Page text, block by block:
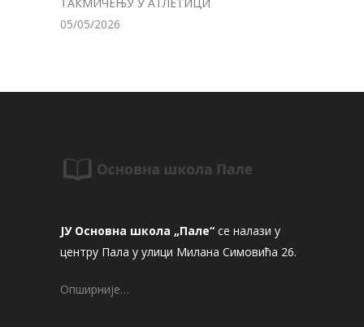
05/05/2026
ЈУ Основна школа „Пале“ се налази у
центру Пала у улици Милана Симовића 26.
Опширније…